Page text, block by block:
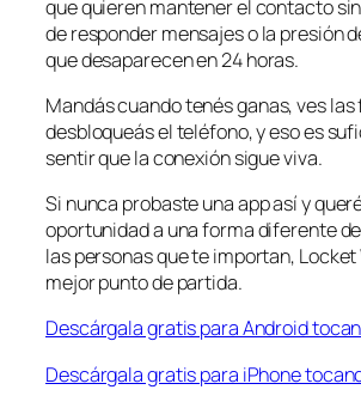
que quieren mantener el contacto
de responder mensajes o la presión
que desaparecen en 24 horas.
Mandás cuando tenés ganas, ves
desbloqueás el teléfono, y eso es
sentir que la conexión sigue viva.
Si nunca probaste una app así y
oportunidad a una forma diferente
las personas que te importan, Locket
mejor punto de partida.
Descárgala gratis para Android
Descárgala gratis para iPhone